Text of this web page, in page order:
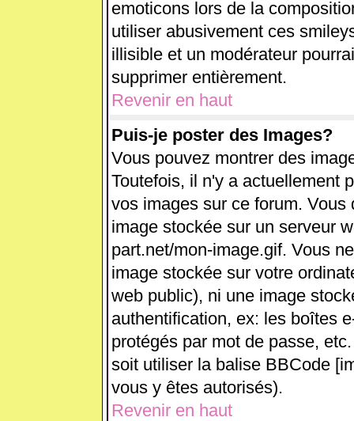
emoticons lors de la
utiliser abusivement ces
illisible et un modérateur
supprimer entièrement.
Revenir en haut
Puis-je poster des Images?
Vous pouvez montrer des
Toutefois, il n'y a actuellement
vos images sur ce forum.
image stockée sur un serveur
part.net/mon-image.gif. Vous
image stockée sur votre
web public), ni une image
authentification, ex: les boîtes
protégés par mot de passe,
soit utiliser la balise BBCode
vous y êtes autorisés).
Revenir en haut